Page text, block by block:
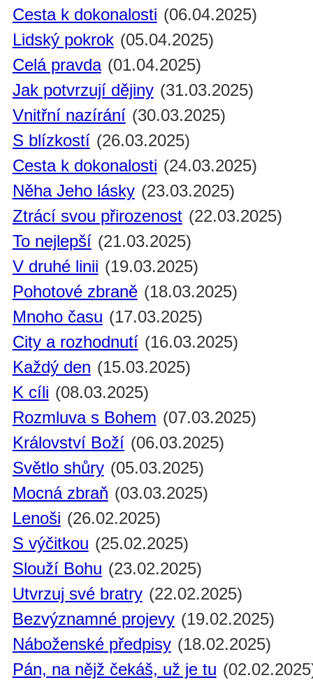
Cesta k dokonalosti (06.04.2025)
Lidský pokrok (05.04.2025)
Celá pravda (01.04.2025)
Jak potvrzují dějiny (31.03.2025)
Vnitřní nazírání (30.03.2025)
S blízkostí (26.03.2025)
Cesta k dokonalosti (24.03.2025)
Něha Jeho lásky (23.03.2025)
Ztrácí svou přirozenost (22.03.2025)
To nejlepší (21.03.2025)
V druhé linii (19.03.2025)
Pohotové zbraně (18.03.2025)
Mnoho času (17.03.2025)
City a rozhodnutí (16.03.2025)
Každý den (15.03.2025)
K cíli (08.03.2025)
Rozmluva s Bohem (07.03.2025)
Království Boží (06.03.2025)
Světlo shůry (05.03.2025)
Mocná zbraň (03.03.2025)
Lenoši (26.02.2025)
S výčitkou (25.02.2025)
Slouží Bohu (23.02.2025)
Utvrzuj své bratry (22.02.2025)
Bezvýznamné projevy (19.02.2025)
Náboženské předpisy (18.02.2025)
Pán, na nějž čekáš, už je tu